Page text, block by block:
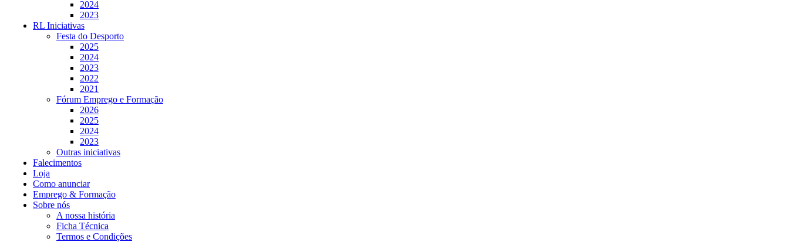
2024
2023
RL Iniciativas
Festa do Desporto
2025
2024
2023
2022
2021
Fórum Emprego e Formação
2026
2025
2024
2023
Outras iniciativas
Falecimentos
Loja
Como anunciar
Emprego & Formação
Sobre nós
A nossa história
Ficha Técnica
Termos e Condições